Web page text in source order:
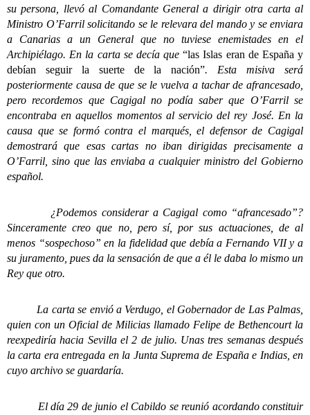
su persona, llevó al Comandante General a dirigir otra carta al
Ministro O’Farril solicitando se le relevara del mando y se enviara
a Canarias a un General que no tuviese enemistades en el
Archipiélago. En la carta se decía que“las Islas eran de España y
debían seguir la suerte de la nación”. Esta misiva será
posteriormente causa de que se le vuelva a tachar de afrancesado,
pero recordemos que Cagigal no podía saber que O’Farril se
encontraba en aquellos momentos al servicio del rey José. En la
causa que se formó contra el marqués, el defensor de Cagigal
demostrará que esas cartas no iban dirigidas precisamente a
O’Farril, sino que las enviaba a cualquier ministro del Gobierno
español.
¿Podemos considerar a Cagigal como “afrancesado”?
Sinceramente creo que no, pero sí, por sus actuaciones, de al
menos “sospechoso” en la fidelidad que debía a Fernando VII y a
su juramento, pues da la sensación de que a él le daba lo mismo un
Rey que otro.
La carta se envió a Verdugo, el Gobernador de Las Palmas,
quien con un Oficial de Milicias llamado Felipe de Bethencourt la
reexpediría hacia Sevilla el 2 de julio. Unas tres semanas después
la carta era entregada en la Junta Suprema de España e Indias, en
cuyo archivo se guardaría.
El día 29 de junio el Cabildo se reunió acordando constituir